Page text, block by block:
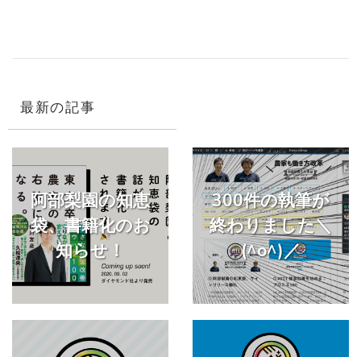
最新の記事
阿部梨園の知恵
袋、書籍化のお
知らせ！
300件の執筆が
終わりました＼
(^o^)／